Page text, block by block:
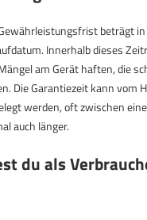
beträgt
Innerhalb dieses
am Gerät haften, die
Die Garantiezeit kann vom
werden, oft zwischen
auch länger.
du als